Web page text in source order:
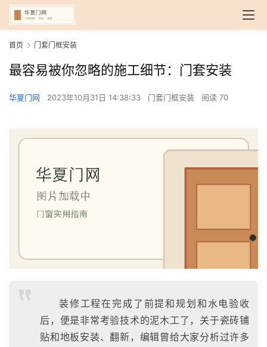
首页 门套门框安装
最容易被你忽略的施工细节：门套安装
华夏门网 2023年10月31日 14:38:33 门套门框安装 阅读 70
装修工程在完成了前提和规划和水电验收
后，便是非常考验技术的泥木工了，关于瓷砖铺
贴和地板安装、翻新，编辑曾给大家分析过许多